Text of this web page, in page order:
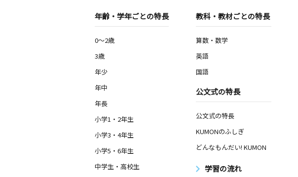
年齢・学年ごとの特長
0～2歳
3歳
年少
年中
年長
小学1・2年生
小学3・4年生
小学5・6年生
中学生・高校生
教科・教材ごとの特長
算数・数学
英語
国語
公文式の特長
公文式の特長
KUMONのふしぎ
どんなもんだい! KUMON
学習の流れ